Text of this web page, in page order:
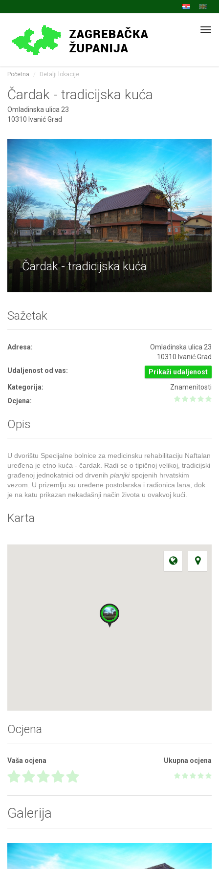
Početna Detalji lokacije
Čardak - tradicijska kuća
Omladinska ulica 23
10310 Ivanić Grad
Čardak - tradicijska kuća
Sažetak
Adresa:
Omladinska ulica 23
10310 Ivanić Grad
Udaljenost od vas:
Prikaži udaljenost
Kategorija:
Znamenitosti
Ocjena:
Opis
U dvorištu Specijalne bolnice za medicinsku rehabilitaciju Naftalan
uređena je etno kuća - čardak. Radi se o tipičnoj velikoj, tradicijski
građenoj jednokatnici od drvenih planjkispojenih hrvatskim
vezom. U prizemlju su uređene postolarska i radionica lana, dok
je na katu prikazan nekadašnji način života u ovakvoj kući.
Karta
Ocjena
Vaša ocjena Ukupna ocjena
Galerija